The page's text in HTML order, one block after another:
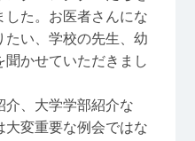
た。お医者さんにな
たい、学校の先生、幼
かせていただきまし
、大学学部紹介な
大変重要な例会ではな